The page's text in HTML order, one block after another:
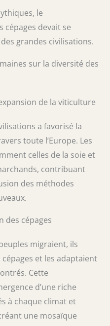
le
cépages devait se
grandes civilisations.
sur la diversité des
de la viticulture
a favorisé la
toute l’Europe. Les
celles de la soie et
contribuant
des méthodes
des cépages
migraient, ils
et les adaptaient
Cette
d’une riche
à chaque climat et
une mosaïque